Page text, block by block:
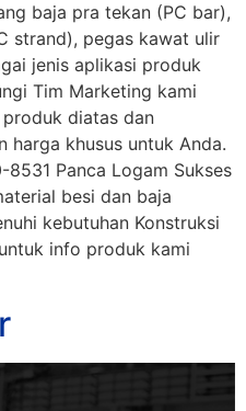
baja pra tekan (PC bar),
strand), pegas kawat ulir
jenis aplikasi produk
Tim Marketing kami
diatas dan
harga khusus untuk Anda.
Panca Logam Sukses
besi dan baja
kebutuhan Konstruksi
info produk kami